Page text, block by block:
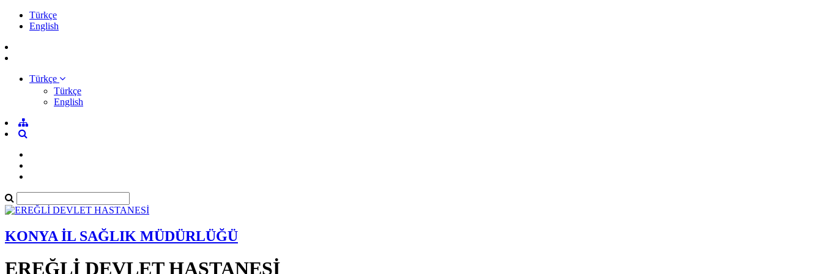
Türkçe
English
Türkçe
Türkçe
English
KONYA İL SAĞLIK MÜDÜRLÜĞÜ
EREĞLİ DEVLET HASTANESİ